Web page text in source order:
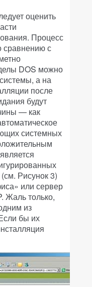
оценить
Процесс
сравнению с
DOS можно
а на
после
будут
— как
системных
Рисунок 3)
или сервер
Жаль только,
из
бы их